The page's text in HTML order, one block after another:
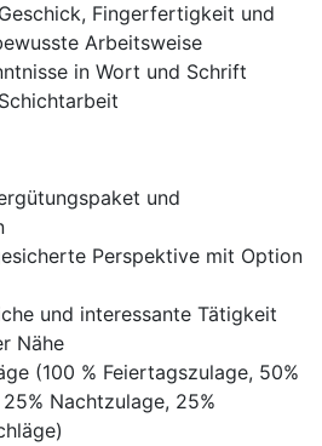
Fingerfertigkeit und
Arbeitsweise
in Wort und Schrift
und
Perspektive mit Option
und interessante Tätigkeit
Nähe
(100 % Feiertagszulage, 50%
Nachtzulage, 25%